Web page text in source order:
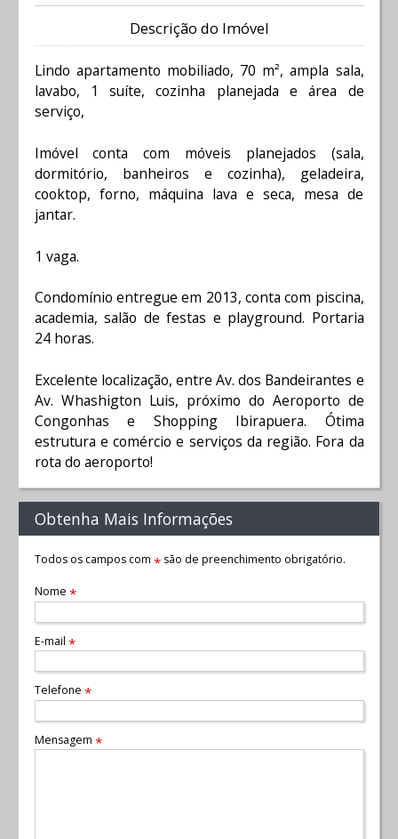
Descrição do Imóvel
Lindo apartamento mobiliado, 70 m², ampla sala,
lavabo, 1 suíte, cozinha planejada e área de
serviço,
Imóvel conta com móveis planejados (sala,
dormitório, banheiros e cozinha), geladeira,
cooktop, forno, máquina lava e seca, mesa de
jantar.
1 vaga.
Condomínio entregue em 2013, conta com piscina,
academia, salão de festas e playground. Portaria
24 horas.
Excelente localização, entre Av. dos Bandeirantes e
Av. Whashigton Luis, próximo do Aeroporto de
Congonhas e Shopping Ibirapuera. Ótima
estrutura e comércio e serviços da região. Fora da
rota do aeroporto!
Obtenha Mais Informações
Todos os campos com *são de preenchimento obrigatório.
Nome *
E-mail *
Telefone *
Mensagem *